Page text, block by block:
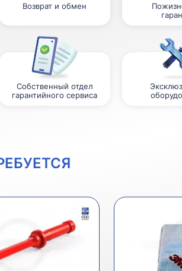
Возврат и обмен
Собственный отдел
гарантийного сервиса